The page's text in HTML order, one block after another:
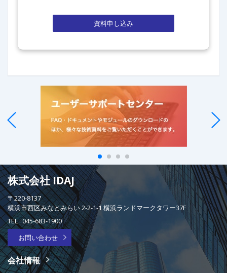
資料申し込み
株式会社 IDAJ
〒220-8137
横浜市西区みなとみらい 2-2-1-1 横浜ランドマークタワー37F
TEL :045-683-1900
お問い合わせ
会社情報